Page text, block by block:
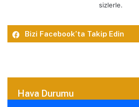
sizlerle.
Bizi Facebook’ta Takip Edin
Hava Durumu